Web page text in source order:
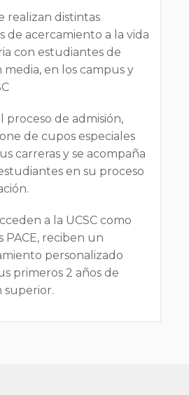
realizan distintas
de acercamiento a la vida
con estudiantes de
media, en los campus y
proceso de admisión,
de cupos especiales
carreras y se acompaña
en su proceso
a la UCSC como
PACE, reciben un
personalizado
primeros 2 años de
superior.